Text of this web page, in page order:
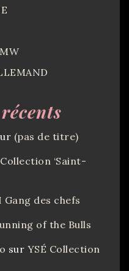
(pas de titre)
‘Saint-
Gang des chefs
of the Bulls
sur YSÉ Collection